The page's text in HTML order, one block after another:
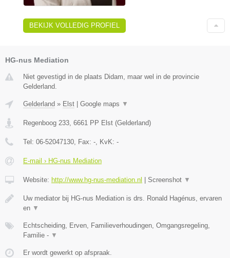
BEKIJK VOLLEDIG PROFIEL
HG-nus Mediation
Niet gevestigd in de plaats Didam, maar wel in de provincie
Gelderland.
Gelderland » Elst | Google maps ▼
Regenboog 233 6661 PP Elst (Gelderland)
Tel: 06-52047130 , Fax: - , KvK: -
E-mail › HG-nus Mediation
Website: http://www.hg-nus-mediation.nl | Screenshot ▼
Uw mediator bij HG-nus Mediation is drs. Ronald Hagénus, ervaren
en ▼
Echtscheiding, Erven, Familieverhoudingen, Omgangsregeling,
Familie - ▼
Er wordt gewerkt op afspraak.